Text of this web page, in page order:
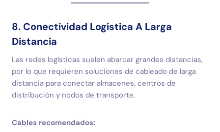
8. Conectividad Logística A Larga
Distancia
Las redes logísticas suelen abarcar grandes distancias,
por lo que requieren soluciones de cableado de larga
distancia para conectar almacenes, centros de
distribución y nodos de transporte.
Cables recomendados: